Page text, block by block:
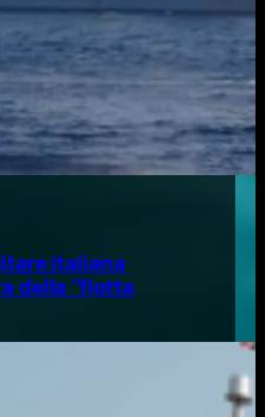
italiana
della “flotta